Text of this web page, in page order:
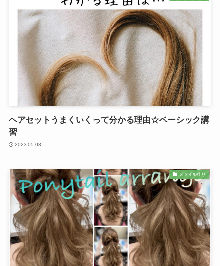
ヘアセットうまくいくって分かる理由☆ベーシック講
習
2023-05-03
スタイル作り